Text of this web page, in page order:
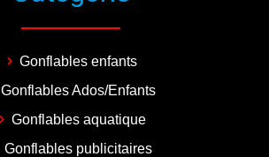
Gonflables enfants
Gonflables Ados/Enfants
Gonflables aquatique
Gonflables publicitaires